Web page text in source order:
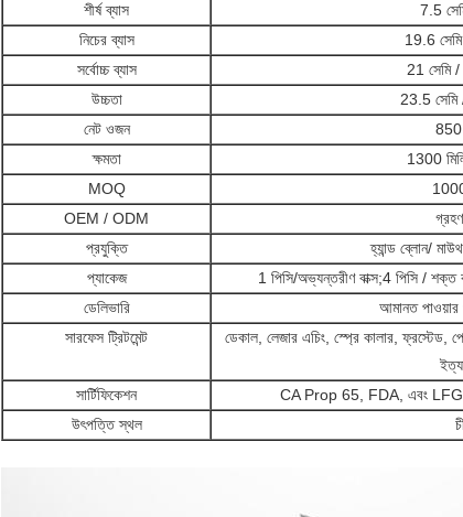
শীর্ষ ব্যাস
7.5
নিচের ব্যাস
19.6
সর্বোচ্চ ব্যাস
21 সেমি
উচ্চতা
23.5 সেমি
নেট ওজন
850
ক্ষমতা
1300
MOQ
OEM / ODM
প্রযুক্তি
হ্যান্ড ব্লোন/
প্যাকেজ
1 পিসি/অভ্যন্তরীণ বাক্স;4 পিসি /
ডেলিভারি
আমানত
সারফেস ট্রিটমেন্ট
ডেকাল, লেজার এচিং, স্প্রে কালার, ফ্রস্টেড,
সার্টিফিকেশন
CA Prop 65, FDA, এবং
উৎপত্তি স্থল